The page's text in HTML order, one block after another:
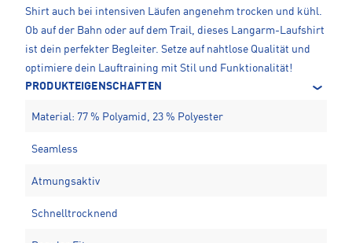
Shirt auch bei intensiven Läufen angenehm trocken und kühl.
Ob auf der Bahn oder auf dem Trail, dieses Langarm-Laufshirt
ist dein perfekter Begleiter. Setze auf nahtlose Qualität und
optimiere dein Lauftraining mit Stil und Funktionalität!
PRODUKTEIGENSCHAFTEN
Material: 77 % Polyamid, 23 % Polyester
Seamless
Atmungsaktiv
Schnelltrocknend